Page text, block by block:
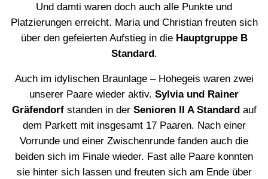
Und damti waren doch auch alle Punkte und
Platzierungen erreicht. Maria und Christian freuten sich
über den gefeierten Aufstieg in die Hauptgruppe B
Standard.
Auch im idylischen Braunlage – Hohegeis waren zwei
unserer Paare wieder aktiv. Sylvia und Rainer
Gräfendorfstanden in der Senioren II A Standard auf
dem Parkett mit insgesamt 17 Paaren. Nach einer
Vorrunde und einer Zwischenrunde fanden auch die
beiden sich im Finale wieder. Fast alle Paare konnten
sie hinter sich lassen und freuten sich am Ende über